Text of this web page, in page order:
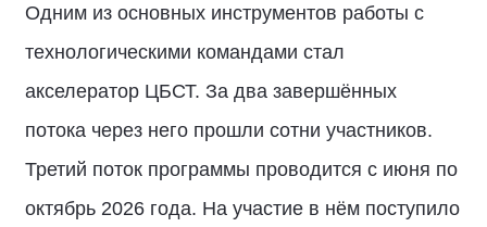
Одним из основных инструментов работы с
технологическими командами стал
акселератор ЦБСТ. За два завершённых
потока через него прошли сотни участников.
Третий поток программы проводится с июня по
октябрь 2026 года. На участие в нём поступило